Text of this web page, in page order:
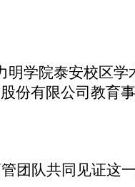
明学院泰安校区学
份有限公司教育
团队共同见证这一